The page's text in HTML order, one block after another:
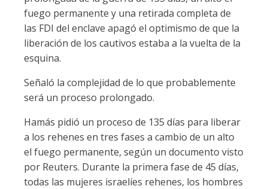
fuego permanente y una retirada completa de
las FDI del enclave apagó el optimismo de que la
liberación de los cautivos estaba a la vuelta de la
esquina.
Señaló la complejidad de lo que probablemente
será un proceso prolongado.
Hamás pidió un proceso de 135 días para liberar
a los rehenes en tres fases a cambio de un alto
el fuego permanente, según un documento visto
por Reuters. Durante la primera fase de 45 días,
todas las mujeres israelíes rehenes, los hombres